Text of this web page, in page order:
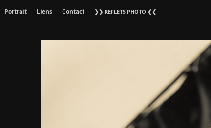
Portrait Liens Contact ❯❯ REFLETS PHOTO ❮❮